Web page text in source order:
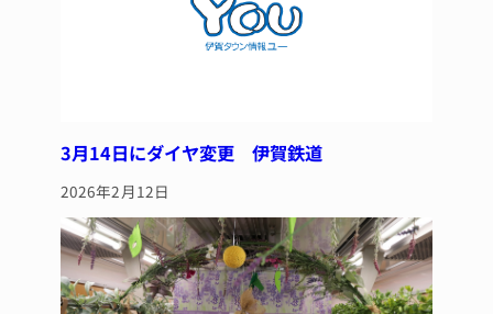
3月14日にダイヤ変更 伊賀鉄道
2026年2月12日